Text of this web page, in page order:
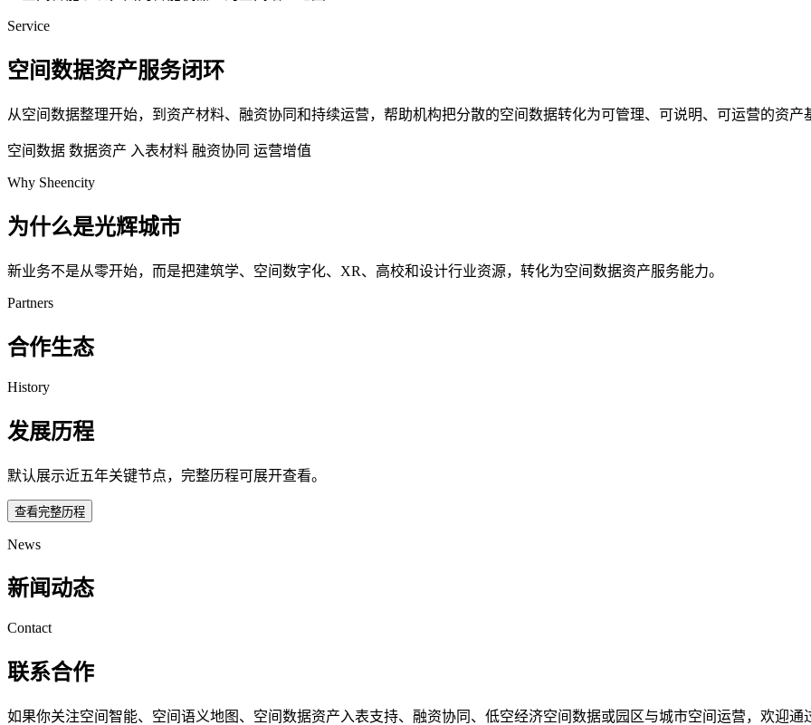
Service
空间数据资产服务闭环
从空间数据整理开始，到资产材料、融资协同和持续运营，帮助机构把分散的空间数据转化为可管理、可说明、可运营的资产
空间数据 数据资产 入表材料 融资协同 运营增值
Why Sheencity
为什么是光辉城市
新业务不是从零开始，而是把建筑学、空间数字化、XR、高校和设计行业资源，转化为空间数据资产服务能力。
Partners
合作生态
History
发展历程
默认展示近五年关键节点，完整历程可展开查看。
查看完整历程
News
新闻动态
Contact
联系合作
如果你关注空间智能、空间语义地图、空间数据资产入表支持、融资协同、低空经济空间数据或园区与城市空间运营，欢迎通